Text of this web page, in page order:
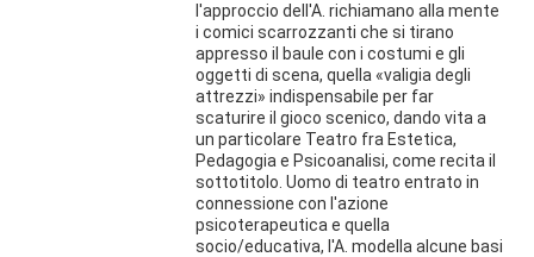
l'approccio dell'A. richiamano alla mente
i comici scarrozzanti che si tirano
appresso il baule con i costumi e gli
oggetti di scena, quella «valigia degli
attrezzi» indispensabile per far
scaturire il gioco scenico, dando vita a
un particolare Teatro fra Estetica,
Pedagogia e Psicoanalisi, come recita il
sottotitolo. Uomo di teatro entrato in
connessione con l'azione
psicoterapeutica e quella
socio/educativa, l'A. modella alcune basi